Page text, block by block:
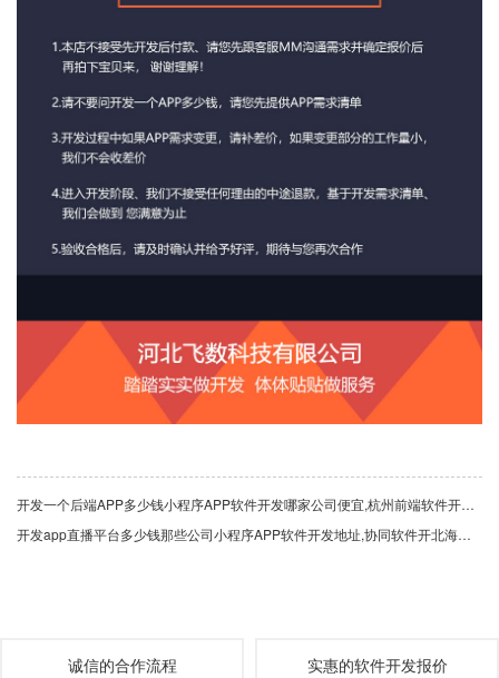
开发一个后端APP多少钱小程序APP软件开发哪家公司便宜,杭州前端软件开发大概多少钱开发一个计算器app需要多少钱
开发app直播平台多少钱那些公司小程序APP软件开发地址,协同软件开北海市拼团app开发多少钱发多少
诚信的合作流程 实惠的软件开发报价